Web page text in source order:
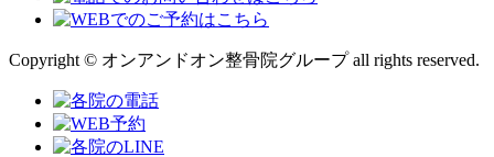
Copyright © オンアンドオン整骨院グループ all rights reserved.